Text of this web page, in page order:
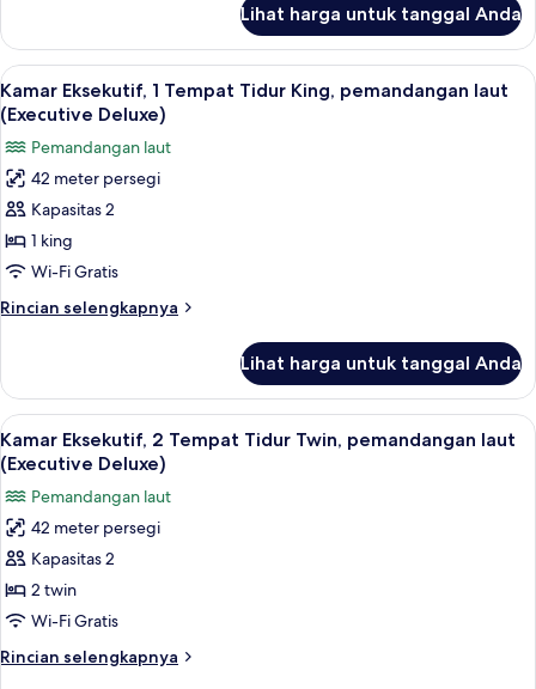
teluk
(Executive
Deluxe)
Kamar
Eksekutif,
2
Tempat
Tidur
Twin,
pemandangan
teluk
(Executive
Deluxe)
Lihat harga untuk tanggal Anda
Lihat
semua
foto
untuk
Kamar
Eksekutif,
1
Tempat
Tidur
King,
laut
(Executive
Deluxe)
Selimut bulu angsa, bantalan ekstra
7
Kamar Eksekutif, 1 Tempat Tidur King, pemandangan laut
(Executive Deluxe)
Pemandangan laut
42 meter persegi
Kapasitas 2
1 king
Wi-Fi Gratis
Rincian selengkapnya
Rincian
Kamar
Eksekutif,
1
Tempat
Tidur
King,
pemandangan
laut
(Executive
Deluxe)
Lihat harga untuk tanggal Anda
Lihat
semua
foto
untuk
Kamar
Eksekutif,
2
Tempat
Tidur
Twin,
Selimut bulu angsa, bantalan ekstra
7
Kamar Eksekutif, 2 Tempat Tidur Twin, pemandangan laut
(Executive Deluxe)
Pemandangan laut
42 meter persegi
Kapasitas 2
2 twin
Wi-Fi Gratis
Rincian selengkapnya
Rincian